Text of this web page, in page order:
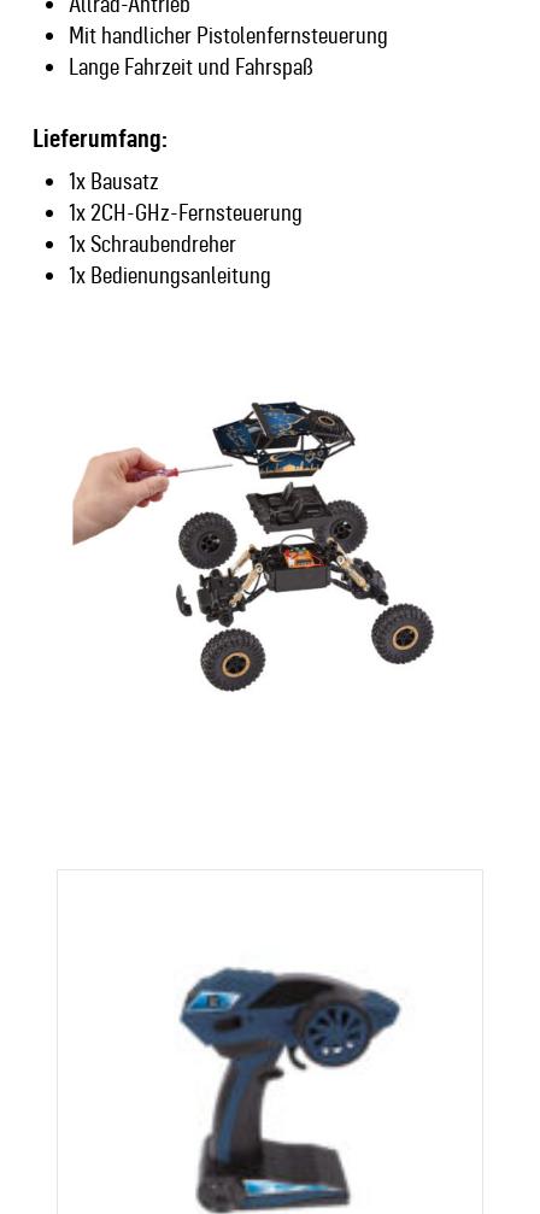
Mit handlicher Pistolenfernsteuerung
Lange Fahrzeit und Fahrspaß
Lieferumfang:
1x Bausatz
1x 2CH-GHz-Fernsteuerung
1x Schraubendreher
1x Bedienungsanleitung